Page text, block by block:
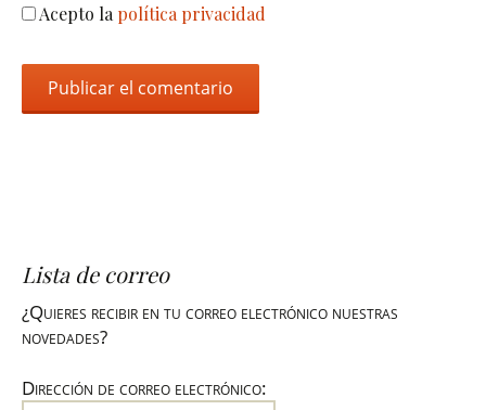
Acepto la política privacidad
Lista de correo
¿Quieres recibir en tu correo electrónico nuestras
novedades?
Dirección de correo electrónico: